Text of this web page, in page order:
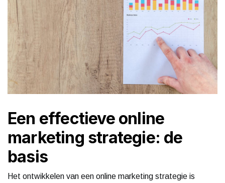
Een effectieve online
marketing strategie: de
basis
Het ontwikkelen van een online marketing strategie is